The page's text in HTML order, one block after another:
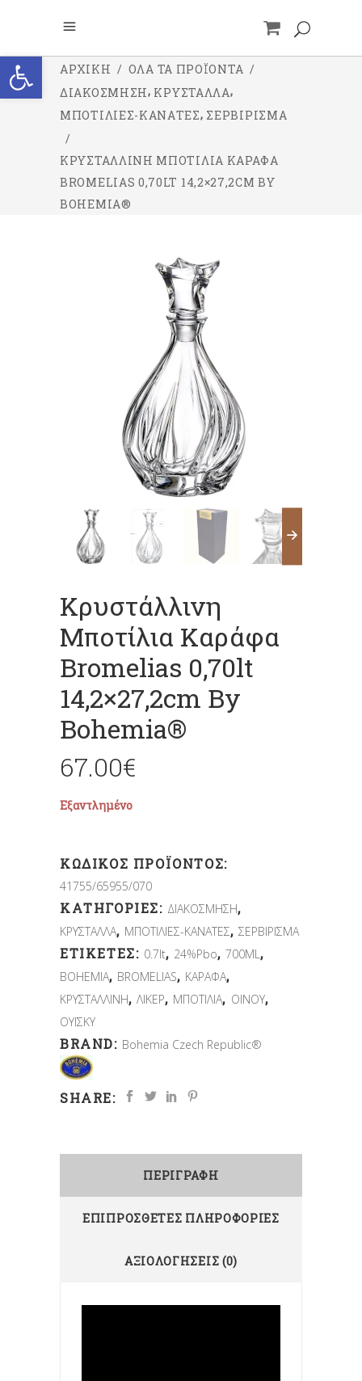
Ανοίξτε τη γραμμή εργαλείων
ΑΡΧΙΚΉ / ΌΛΑ ΤΑ ΠΡΟΪΌΝΤΑ /
ΔΙΑΚΟΣΜΗΣΗ, ΚΡΥΣΤΑΛΛΑ,
ΜΠΟΤΙΛΙΕΣ-ΚΑΝΑΤΕΣ, ΣΕΡΒΙΡΙΣΜΑ
/
ΚΡΥΣΤΆΛΛΙΝΗ ΜΠΟΤΊΛΙΑ ΚΑΡΆΦΑ
BROMELIAS 0,70LT 14,2×27,2CM BY
BOHEMIA®
Κρυστάλλινη
Μποτίλια Καράφα
Bromelias 0,70lt
14,2×27,2cm By
Bohemia®
67.00€
Εξαντλημένο
ΚΩΔΙΚΌΣ ΠΡΟΪΌΝΤΟΣ:
41755/65955/070
ΚΑΤΗΓΟΡΊΕΣ: ΔΙΑΚΟΣΜΗΣΗ,
ΚΡΥΣΤΑΛΛΑ, ΜΠΟΤΙΛΙΕΣ-ΚΑΝΑΤΕΣ,ΣΕΡΒΙΡΙΣΜΑ
ΕΤΙΚΈΤΕΣ: 0.7lt, 24%Pbo,700ML,
BOHEMIA, BROMELIAS, ΚΑΡΑΦΑ,
ΚΡΥΣΤΑΛΛΙΝΗ,ΛΙΚΕΡ, ΜΠΟΤΙΛΙΑ, ΟΙΝΟΥ,
ΟΥΙΣΚΥ
BRAND: Bohemia Czech Republic®
SHARE:
ΠΕΡΙΓΡΑΦΉ
ΕΠΙΠΡΌΣΘΕΤΕΣ ΠΛΗΡΟΦΟΡΊΕΣ
ΑΞΙΟΛΟΓΉΣΕΙΣ (0)